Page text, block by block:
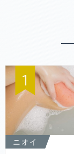
1
ニオイ